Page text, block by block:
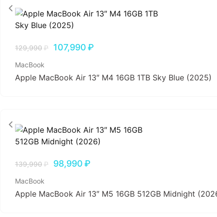
129,990₽ 107,990₽
MacBook
Apple MacBook Air 13″ M4 16GB 1TB Sky Blue (2025)
139,990₽ 98,990₽
MacBook
Apple MacBook Air 13″ M5 16GB 512GB Midnight